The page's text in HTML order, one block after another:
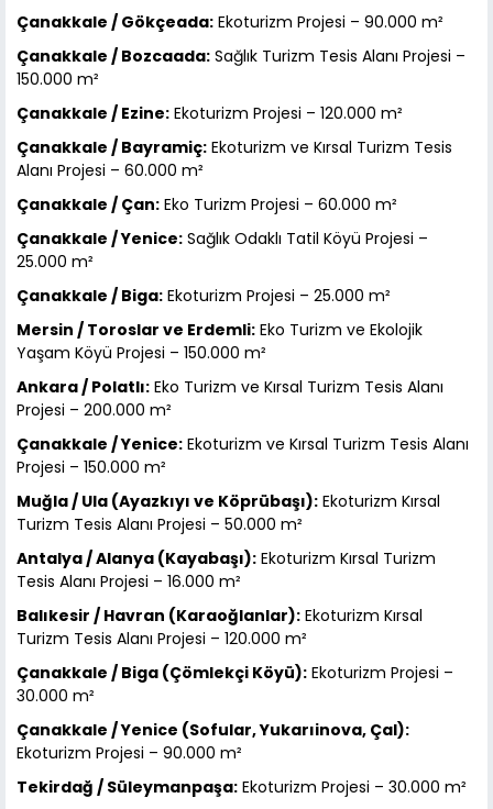
Çanakkale / Gökçeada: Ekoturizm Projesi – 90.000 m²
Çanakkale / Bozcaada: Sağlık Turizm Tesis Alanı Projesi –
150.000 m²
Çanakkale / Ezine: Ekoturizm Projesi – 120.000 m²
Çanakkale / Bayramiç: Ekoturizm ve Kırsal Turizm Tesis
Alanı Projesi – 60.000 m²
Çanakkale / Çan: Eko Turizm Projesi – 60.000 m²
Çanakkale / Yenice: Sağlık Odaklı Tatil Köyü Projesi –
25.000 m²
Çanakkale / Biga: Ekoturizm Projesi – 25.000 m²
Mersin / Toroslar ve Erdemli: Eko Turizm ve Ekolojik
Yaşam Köyü Projesi – 150.000 m²
Ankara / Polatlı: Eko Turizm ve Kırsal Turizm Tesis Alanı
Projesi – 200.000 m²
Çanakkale / Yenice: Ekoturizm ve Kırsal Turizm Tesis Alanı
Projesi – 150.000 m²
Muğla / Ula (Ayazkıyı ve Köprübaşı): Ekoturizm Kırsal
Turizm Tesis Alanı Projesi – 50.000 m²
Antalya / Alanya (Kayabaşı): Ekoturizm Kırsal Turizm
Tesis Alanı Projesi – 16.000 m²
Balıkesir / Havran (Karaoğlanlar): Ekoturizm Kırsal
Turizm Tesis Alanı Projesi – 120.000 m²
Çanakkale / Biga (Çömlekçi Köyü): Ekoturizm Projesi –
30.000 m²
Çanakkale / Yenice (Sofular, Yukarıinova, Çal):
Ekoturizm Projesi – 90.000 m²
Tekirdağ / Süleymanpaşa: Ekoturizm Projesi – 30.000 m²